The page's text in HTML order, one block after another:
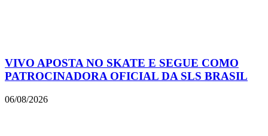
VIVO APOSTA NO SKATE E SEGUE COMO
PATROCINADORA OFICIAL DA SLS BRASIL
06/08/2026